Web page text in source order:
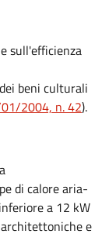
sull'efficienza
beni culturali
2004, n. 42).
di calore aria-
a 12 kW
e